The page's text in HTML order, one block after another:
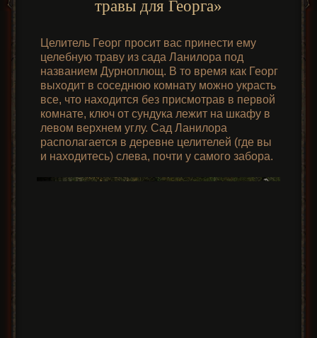
травы для Георга»
Целитель Георг просит вас принести ему
целебную траву из сада Ланилора под
названием Дурноплющ. В то время как Георг
выходит в соседнюю комнату можно украсть
все, что находится без присмотрав в первой
комнате, ключ от сундука лежит на шкафу в
левом верхнем углу. Сад Ланилора
располагается в деревне целителей (где вы
и находитесь) слева, почти у самого забора.